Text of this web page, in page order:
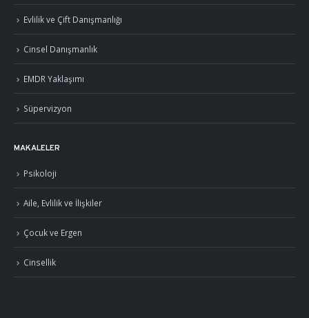
Evlilik ve Çift Danışmanlığı
Cinsel Danışmanlık
EMDR Yaklaşımı
Süpervizyon
MAKALELER
Psikoloji
Aile, Evlilik ve İlişkiler
Çocuk ve Ergen
Cinsellik